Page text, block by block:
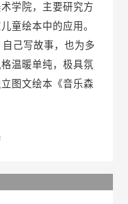
学院，主要研究方
童绘本中的应用。
己写故事，也为多
温暖单纯，极具氛
图文绘本《音乐森